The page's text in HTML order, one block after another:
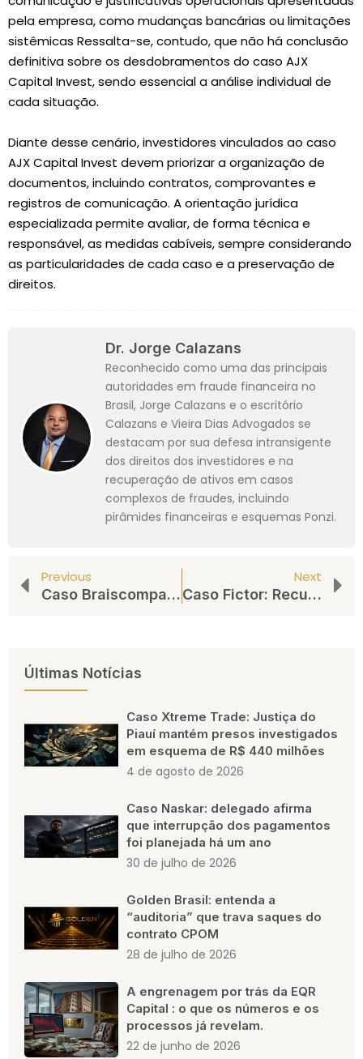
pela empresa, como mudanças bancárias ou limitações
sistêmicas Ressalta-se, contudo, que não há conclusão
definitiva sobre os desdobramentos do caso AJX
Capital Invest, sendo essencial a análise individual de
cada situação.
Diante desse cenário, investidores vinculados ao caso
AJX Capital Invest devem priorizar a organização de
documentos, incluindo contratos, comprovantes e
registros de comunicação. A orientação jurídica
especializada permite avaliar, de forma técnica e
responsável, as medidas cabíveis, sempre considerando
as particularidades de cada caso e a preservação de
direitos.
Dr. Jorge Calazans
Reconhecido como uma das principais
autoridades em fraude financeira no
Brasil, Jorge Calazans e o escritório
Calazans e Vieira Dias Advogados se
destacam por sua defesa intransigente
dos direitos dos investidores e na
recuperação de ativos em casos
complexos de fraudes, incluindo
pirâmides financeiras e esquemas Ponzi.
Previous
Caso Braiscompany: Prazo de Habilitação de Créditos na Falência Exige Atenção dos Investidores
Next
Caso Fictor: Recuperação Judicial Ampliada e Alertas ao Investidor
Últimas Notícias
Caso Xtreme Trade: Justiça do
Piauí mantém presos investigados
em esquema de R$ 440 milhões
4 de agosto de 2026
Caso Naskar: delegado afirma
que interrupção dos pagamentos
foi planejada há um ano
30 de julho de 2026
Golden Brasil: entenda a
“auditoria” que trava saques do
contrato CPOM
28 de julho de 2026
A engrenagem por trás da EQR
Capital : o que os números e os
processos já revelam.
22 de junho de 2026